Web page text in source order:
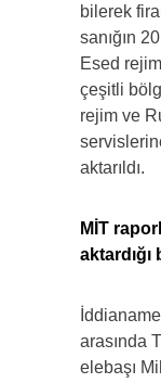
bilerek
sanığın
Esed
çeşitli
rejim ve
aktarıldı.
MİT
arasında
elebaşı